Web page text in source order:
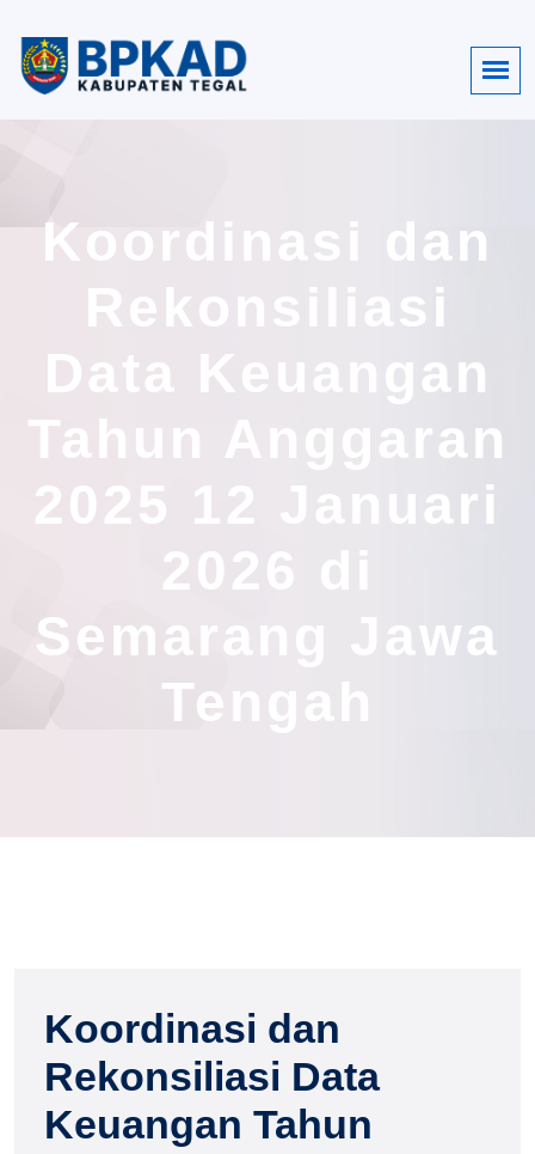
Koordinasi dan
Rekonsiliasi
Data Keuangan
Tahun Anggaran
2025 12 Januari
2026 di
Semarang Jawa
Tengah
Koordinasi dan
Rekonsiliasi Data
Keuangan Tahun